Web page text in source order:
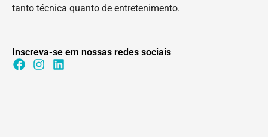
tanto técnica quanto de entretenimento.
Inscreva-se em nossas redes sociais